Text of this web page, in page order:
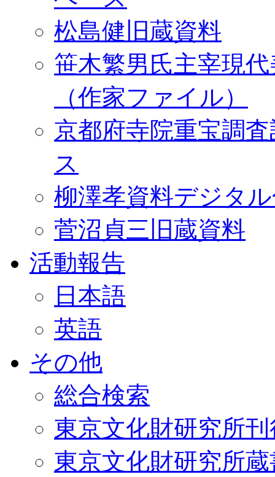
松島健旧蔵資料
笹木繁男氏主宰現
（作家ファイル）
京都府寺院重宝調
ス
柳澤孝資料デジタ
菅沼貞三旧蔵資料
活動報告
日本語
英語
その他
総合検索
東京文化財研究所
東京文化財研究所